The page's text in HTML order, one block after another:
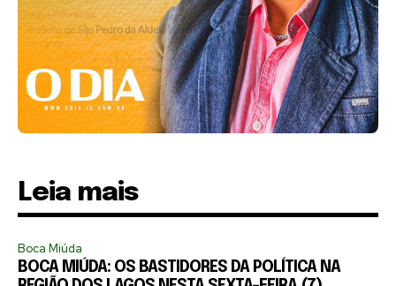
Leia mais
Boca Miúda
BOCA MIÚDA: OS BASTIDORES DA POLÍTICA NA